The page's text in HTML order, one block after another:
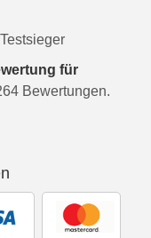
für
Bewertungen.